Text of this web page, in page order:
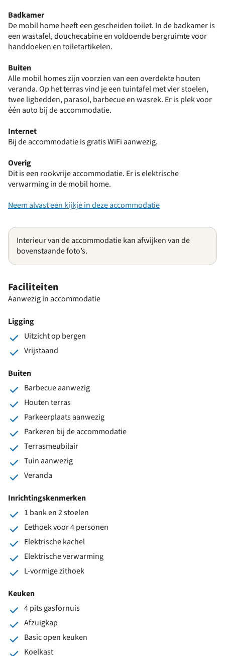
Badkamer
De mobil home heeft een gescheiden toilet. In de badkamer is
een wastafel, douchecabine en voldoende bergruimte voor
handdoeken en toiletartikelen.
Buiten
Alle mobil homes zijn voorzien van een overdekte houten
veranda. Op het terras vind je een tuintafel met vier stoelen,
twee ligbedden, parasol, barbecue en wasrek. Er is plek voor
één auto bij de accommodatie.
Internet
Bij de accommodatie is gratis WiFi aanwezig.
Overig
Dit is een rookvrije accommodatie. Er is elektrische
verwarming in de mobil home.
Neem alvast een kijkje in deze accommodatie
Interieur van de accommodatie kan afwijken van de
bovenstaande foto’s.
Faciliteiten
Aanwezig in accommodatie
Ligging
Uitzicht op bergen
Vrijstaand
Buiten
Barbecue aanwezig
Houten terras
Parkeerplaats aanwezig
Parkeren bij de accommodatie
Terrasmeubilair
Tuin aanwezig
Veranda
Inrichtingskenmerken
1 bank en 2 stoelen
Eethoek voor 4 personen
Elektrische kachel
Elektrische verwarming
L-vormige zithoek
Keuken
4 pits gasfornuis
Afzuigkap
Basic open keuken
Koelkast